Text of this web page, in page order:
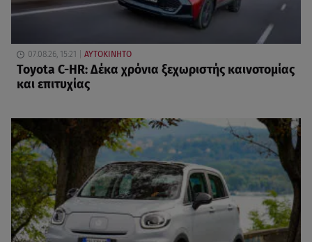
07.08.26, 15:21 ΑΥΤΟΚΙΝΗΤΟ
Toyota C-HR: Δέκα χρόνια ξεχωριστής καινοτομίας
και επιτυχίας